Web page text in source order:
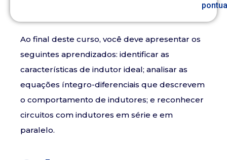
Ao final deste curso, você deve apresentar os
seguintes aprendizados: identificar as
características de indutor ideal; analisar as
equações íntegro-diferenciais que descrevem
o comportamento de indutores; e reconhecer
circuitos com indutores em série e em
paralelo.